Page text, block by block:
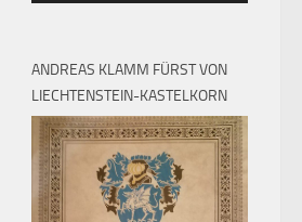
ANDREAS KLAMM FÜRST VON
LIECHTENSTEIN-KASTELKORN